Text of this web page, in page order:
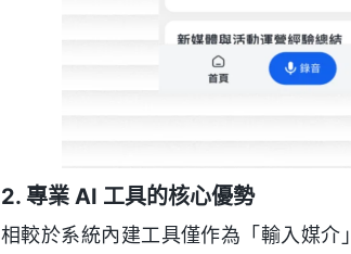
2. 專業 AI 工具的核心優勢
相較於系統內建工具僅作為「輸入媒